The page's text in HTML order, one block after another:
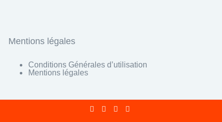
Mentions légales
Conditions Générales d’utilisation
Mentions légales